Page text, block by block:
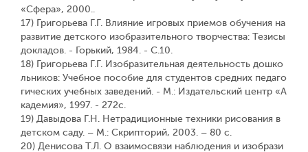
«Сфера», 2000..
17) Григорьева Г.Г. Влияние игровых приемов обучения на
развитие детского изобразительного творчества: Тезисы
докладов. - Горький, 1984. - С.10.
18) Григорьева Г.Г. Изобразительная деятельность дошко
льников: Учебное пособие для студентов средних педаго
гических учебных заведений. - М.: Издательский центр «А
кадемия», 1997. - 272с.
19) Давыдова Г.Н. Нетрадиционные техники рисования в
детском саду. – М.: Скрипторий, 2003. – 80 с.
20) Денисова Т.Л. О взаимосвязи наблюдения и изобрази